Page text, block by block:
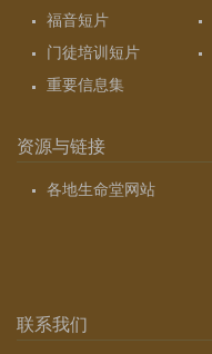
福音短片
门徒培训短片
重要信息集
资源与链接
各地生命堂网站
联系我们